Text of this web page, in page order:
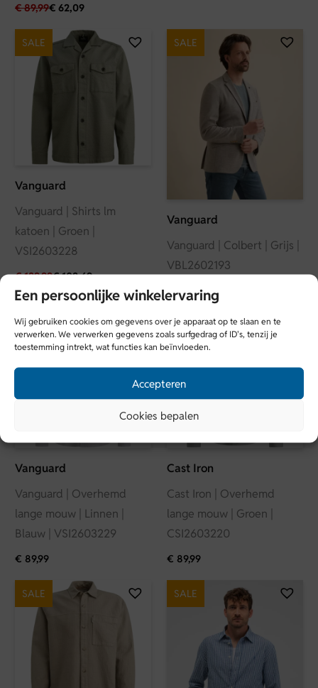
Een persoonlijke winkelervaring
Wij gebruiken cookies om gegevens over je apparaat op te slaan en te
verwerken. We verwerken gegevens zoals surfgedrag of ID's, tenzij je
toestemming intrekt, wat functies kan beïnvloeden.
Accepteren
Cookies bepalen
€89,99€ 62,09
Vanguard
SALE
Vanguard | Shirts lm
katoen | Groen |
VSI2603228
€129,99€102,69
Vanguard
SALE
Vanguard | Colbert | Grijs |
VBL2602193
€ 249,99€ 174,99
Vanguard
Vanguard | Overhemd
lange mouw | Linnen |
Blauw | VSI2603229
€ 89,99
Cast Iron
Cast Iron | Overhemd
lange mouw | Groen |
CSI2603220
€ 89,99
SALE SALE